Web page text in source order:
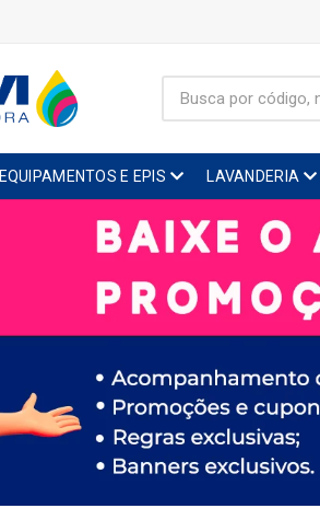
EQUIPAMENTOS E EPIS LAVANDERIA